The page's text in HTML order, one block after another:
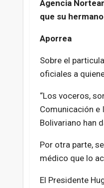
Agencia
que su
Aporrea
Sobre el
oficiales a
“Los voceros,
Comunicación e
Bolivariano han
Por otra parte,
médico que lo
El Presidente